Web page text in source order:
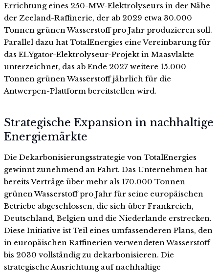
Errichtung eines 250-MW-Elektrolyseurs in der Nähe
der Zeeland-Raffinerie, der ab 2029 etwa 30.000
Tonnen grünen Wasserstoff pro Jahr produzieren soll.
Parallel dazu hat TotalEnergies eine Vereinbarung für
das ELYgator-Elektrolyseur-Projekt in Maasvlakte
unterzeichnet, das ab Ende 2027 weitere 15.000
Tonnen grünen Wasserstoff jährlich für die
Antwerpen-Plattform bereitstellen wird.
Strategische Expansion in nachhaltige
Energiemärkte
Die Dekarbonisierungsstrategie von TotalEnergies
gewinnt zunehmend an Fahrt. Das Unternehmen hat
bereits Verträge über mehr als 170.000 Tonnen
grünen Wasserstoff pro Jahr für seine europäischen
Betriebe abgeschlossen, die sich über Frankreich,
Deutschland, Belgien und die Niederlande erstrecken.
Diese Initiative ist Teil eines umfassenderen Plans, den
in europäischen Raffinerien verwendeten Wasserstoff
bis 2030 vollständig zu dekarbonisieren. Die
strategische Ausrichtung auf nachhaltige